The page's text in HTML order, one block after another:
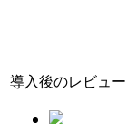
導入後のレビュー